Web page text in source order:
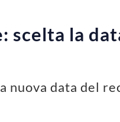
scelta la
data del